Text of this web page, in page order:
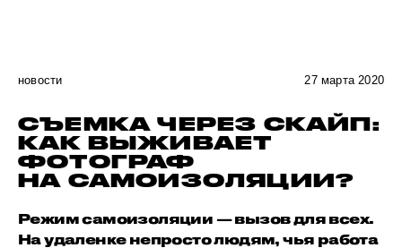
новости 27 марта 2020
СЪЕМКА ЧЕРЕЗ СКАЙП:
КАК ВЫЖИВАЕТ
ФОТОГРАФ
НА САМОИЗОЛЯЦИИ?
Режим самоизоляции — вызов для всех.
На удаленке непросто людям, чья работа